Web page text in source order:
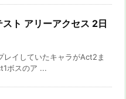
ト アリーアクセス 2日
レイしていたキャラがAct2ま
ボスのア ...